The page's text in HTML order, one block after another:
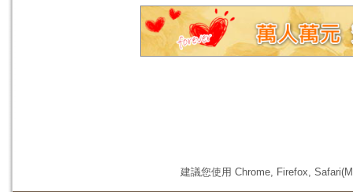
建議您使用 Chrome, Firefox,